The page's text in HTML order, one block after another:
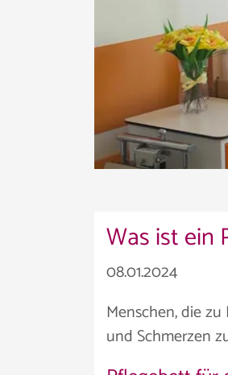
Was ist ein
08.01.2024
Menschen, die zu
und Schmerzen